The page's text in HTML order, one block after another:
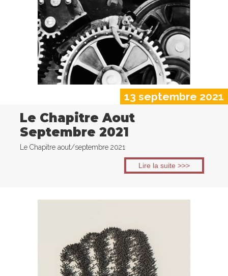
13 septembre 2021
Le Chapitre Aout
Septembre 2021
Le Chapitre aout/septembre 2021
Lire la suite >>>